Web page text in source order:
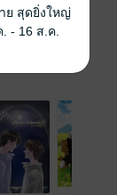
299 บาท
ย สุดยิ่งใหญ่
- 16 ส.ค.